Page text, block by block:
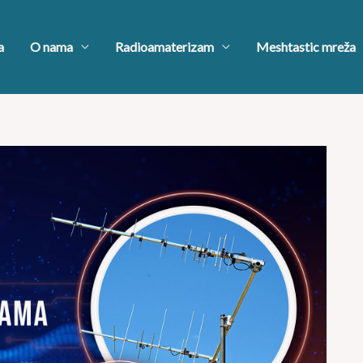
O nama Radioamaterizam Meshtastic mreža